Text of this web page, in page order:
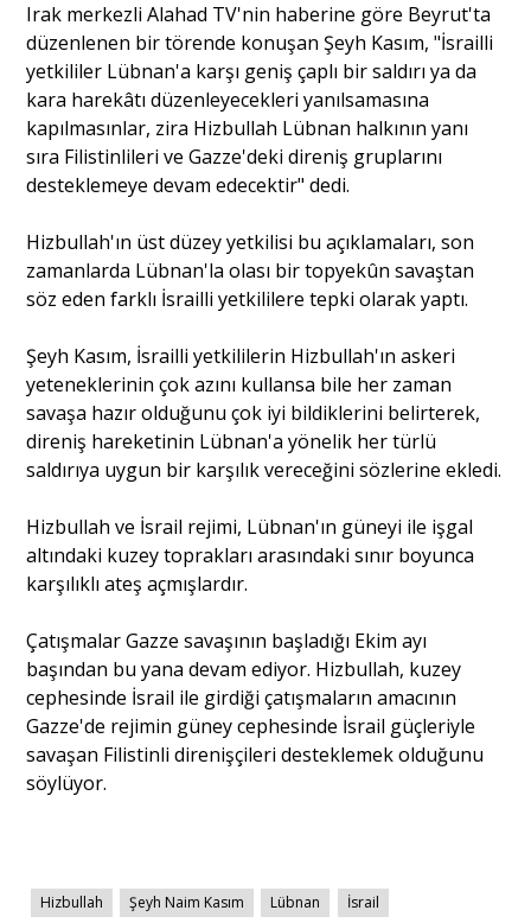
Eğitim
Dosya Haber
Ankara Analiz
Sağlık
Irak merkezli Alahad TV'nin haberine göre Beyrut'ta
düzenlenen bir törende konuşan Şeyh Kasım, "İsrailli
yetkililer Lübnan'a karşı geniş çaplı bir saldırı ya da
kara harekâtı düzenleyecekleri yanılsamasına
kapılmasınlar, zira Hizbullah Lübnan halkının yanı
sıra Filistinlileri ve Gazze'deki direniş gruplarını
desteklemeye devam edecektir" dedi.
Hizbullah'ın üst düzey yetkilisi bu açıklamaları, son
zamanlarda Lübnan'la olası bir topyekûn savaştan
söz eden farklı İsrailli yetkililere tepki olarak yaptı.
Şeyh Kasım, İsrailli yetkililerin Hizbullah'ın askeri
yeteneklerinin çok azını kullansa bile her zaman
savaşa hazır olduğunu çok iyi bildiklerini belirterek,
direniş hareketinin Lübnan'a yönelik her türlü
saldırıya uygun bir karşılık vereceğini sözlerine ekledi.
Hizbullah ve İsrail rejimi, Lübnan'ın güneyi ile işgal
altındaki kuzey toprakları arasındaki sınır boyunca
karşılıklı ateş açmışlardır.
Çatışmalar Gazze savaşının başladığı Ekim ayı
başından bu yana devam ediyor. Hizbullah, kuzey
cephesinde İsrail ile girdiği çatışmaların amacının
Gazze'de rejimin güney cephesinde İsrail güçleriyle
savaşan Filistinli direnişçileri desteklemek olduğunu
söylüyor.
Hizbullah Şeyh Naim Kasım Lübnan İsrail